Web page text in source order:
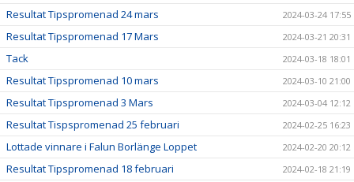
Resultat Tipspromenad 24 mars 2024-03-24 17:55
Resultat Tipspromenad 17 Mars 2024-03-21 20:31
Tack 2024-03-18 18:01
Resultat Tipspromenad 10 mars 2024-03-10 21:00
Resultat Tipspromenad 3 Mars 2024-03-04 12:12
Resultat Tispspromenad 25 februari 2024-02-25 16:23
Lottade vinnare i Falun Borlänge Loppet 2024-02-20 20:12
Resultat Tipspromenad 18 februari 2024-02-18 21:19